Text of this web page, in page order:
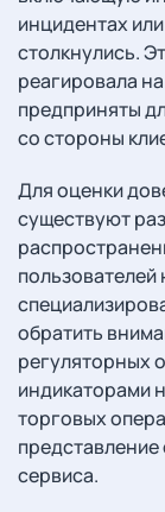
инцидентах
столкнулись.
реагировала
предприняты
со стороны
Для оценки
существуют
обратить
регуляторных
индикаторами
торговых
представление
сервиса.